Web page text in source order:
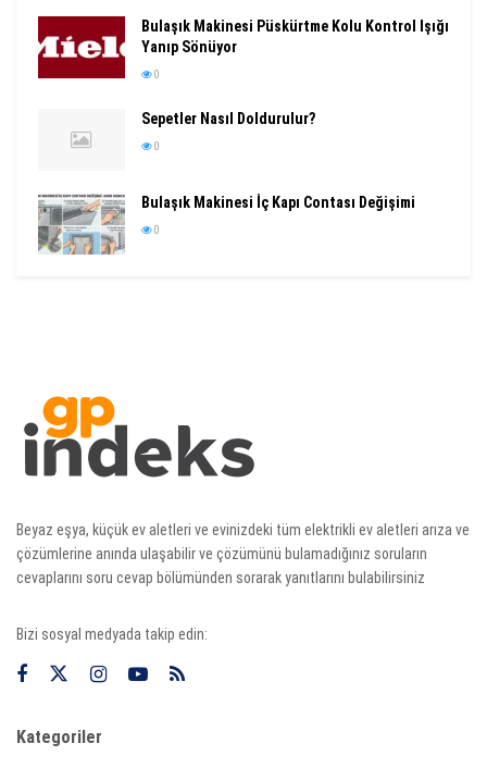
Bulaşık Makinesi Püskürtme Kolu Kontrol Işığı
Yanıp Sönüyor
0
Sepetler Nasıl Doldurulur?
0
Bulaşık Makinesi İç Kapı Contası Değişimi
0
Beyaz eşya, küçük ev aletleri ve evinizdeki tüm elektrikli ev aletleri arıza ve
çözümlerine anında ulaşabilir ve çözümünü bulamadığınız soruların
cevaplarını soru cevap bölümünden sorarak yanıtlarını bulabilirsiniz
Bizi sosyal medyada takip edin:
Kategoriler